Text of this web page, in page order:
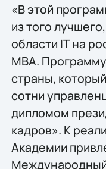
«В этой
из того
области IT на
МВА. Программу
страны,
сотни
дипломом
кадров». К
Академии
Международный